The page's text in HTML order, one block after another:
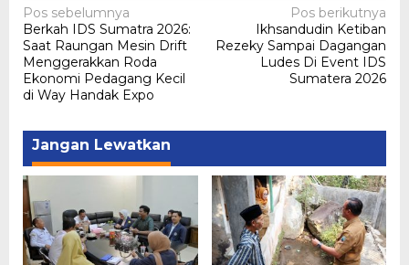
Navigasi
pos
Pos sebelumnya
Berkah IDS Sumatra 2026:
Saat Raungan Mesin Drift
Menggerakkan Roda
Ekonomi Pedagang Kecil
di Way Handak Expo
Pos berikutnya
Ikhsandudin Ketiban
Rezeky Sampai Dagangan
Ludes Di Event IDS
Sumatera 2026
Jangan Lewatkan